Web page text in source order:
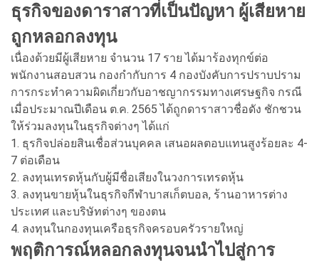
ธุรกิจของดาราสาวที่เป็นปัญหา ผู้เสียหาย
ถูกหลอกลงทุน
เนื่องด้วยมีผู้เสียหาย จำนวน 17 ราย ได้มาร้องทุกข์ต่อ
พนักงานสอบสวน กองกำกับการ 4 กองบังคับการปราบปราม
การกระทำความผิดเกี่ยวกับอาชญากรรมทางเศรษฐกิจ กรณี
เมื่อประมาณปีเดือน ต.ค. 2565 ได้ถูกดาราสาวชื่อดัง ชักชวน
ให้ร่วมลงทุนในธุรกิจต่างๆ ได้แก่
1. ธุรกิจปล่อยสินเชื่อส่วนบุคคล เสนอผลตอบแทนสูงร้อยละ 4-
7 ต่อเดือน
2. ลงทุนเทรดหุ้นกับผู้มีชื่อเสียงในวงการเทรดหุ้น
3. ลงทุนขายหุ้นในธุรกิจกีฬาบาสเก็ตบอล, ร้านอาหารต่าง
ประเทศ และบริษัทต่างๆ ของตน
4. ลงทุนในกองทุนเครือธุรกิจครอบครัวรายใหญ่
พฤติการณ์หลอกลงทุนจนนำไปสู่การ